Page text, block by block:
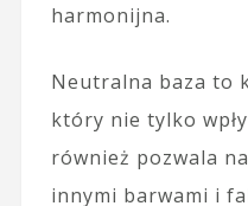
harmonijna.
Neutralna baza to
który nie tylko
również pozwala
innymi barwami i